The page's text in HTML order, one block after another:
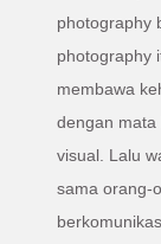
photography
photography
membawa
dengan mata
visual. Lalu
sama orang-